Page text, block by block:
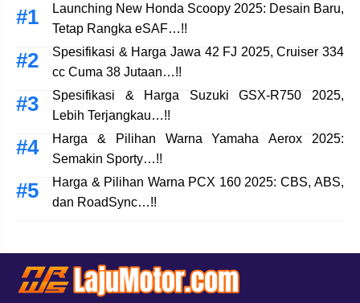
Launching New Honda Scoopy 2025: Desain Baru,
Tetap Rangka eSAF…!!
Spesifikasi & Harga Jawa 42 FJ 2025, Cruiser 334
cc Cuma 38 Jutaan…!!
Spesifikasi & Harga Suzuki GSX-R750 2025,
Lebih Terjangkau…!!
Harga & Pilihan Warna Yamaha Aerox 2025:
Semakin Sporty…!!
Harga & Pilihan Warna PCX 160 2025: CBS, ABS,
dan RoadSync…!!